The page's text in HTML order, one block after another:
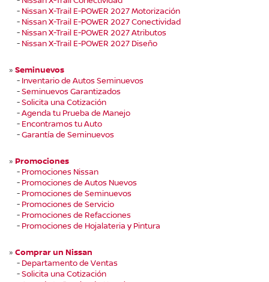
- Nissan X-Trail E-POWER 2027 Motorización
- Nissan X-Trail E-POWER 2027 Conectividad
- Nissan X-Trail E-POWER 2027 Atributos
- Nissan X-Trail E-POWER 2027 Diseño
» Seminuevos
- Inventario de Autos Seminuevos
-Seminuevos Garantizados
-Solicita una Cotización
-Agenda tu Prueba de Manejo
- Encontramos tu Auto
-Garantía de Seminuevos
» Promociones
- Promociones Nissan
- Promociones de Autos Nuevos
- Promociones de Seminuevos
- Promociones de Servicio
- Promociones de Refacciones
- Promociones de Hojalateria y Pintura
» Comprar un Nissan
- Departamento de Ventas
-Solicita una Cotización